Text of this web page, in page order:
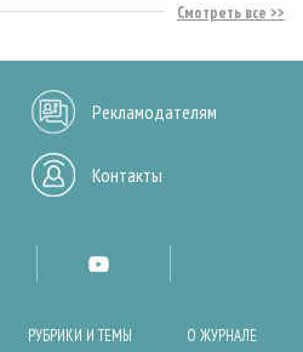
Смотреть все
Рекламодателям
Контакты
РУБРИКИ И ТЕМЫ О ЖУРНАЛЕ